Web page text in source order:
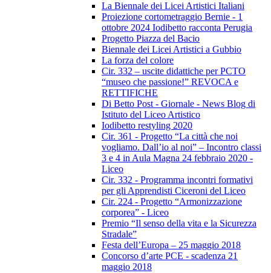
La Biennale dei Licei Artistici Italiani
Proiezione cortometraggio Bernie - 1
ottobre 2024 Iodibetto racconta Perugia
Progetto Piazza del Bacio
Biennale dei Licei Artistici a Gubbio
La forza del colore
Cir. 332 – uscite didattiche per PCTO
“museo che passione!” REVOCA e
RETTIFICHE
Di Betto Post - Giornale - News Blog di
Istituto del Liceo Artistico
Iodibetto restyling 2020
Cir. 361 - Progetto “La città che noi
vogliamo. Dall’io al noi” – Incontro classi
3 e 4 in Aula Magna 24 febbraio 2020 -
Liceo
Cir. 332 - Programma incontri formativi
per gli Apprendisti Ciceroni del Liceo
Cir. 224 - Progetto “Armonizzazione
corporea” - Liceo
Premio “Il senso della vita e la Sicurezza
Stradale”
Festa dell’Europa – 25 maggio 2018
Concorso d’arte PCE - scadenza 21
maggio 2018